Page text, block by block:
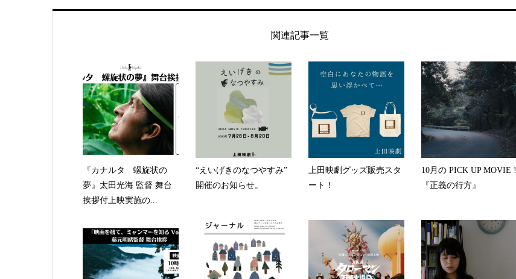
関連記事一覧
『カナルタ 螺旋状の
夢』太田光海 監督 舞台
挨拶付上映実施の...
“えいげきのなつやすみ”
開催のお知らせ。
上田映劇グッズ販売スタ
ート！
10月の PICK UP MOVIE !
『正義の行方』